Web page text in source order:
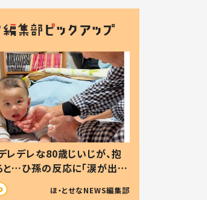
レデレな80歳じいじが、抱
と…ひ孫の反応に「涙が出ま
愛くて仕方ない」
ほ・とせなNEWS編集部